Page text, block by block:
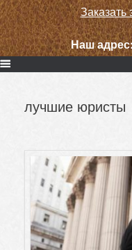
Заказать
Наш
лучшие юристы